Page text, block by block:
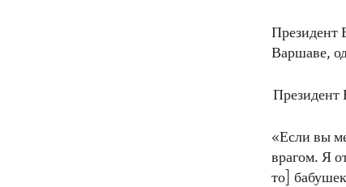
Президент
Варшаве,
Президент
«Если вы
врагом. Я
то]